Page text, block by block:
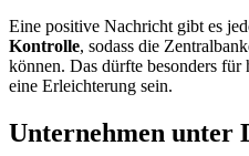
Eine positive Nachricht gibt es
Kontrolle, sodass die
können. Das dürfte besonders
eine Erleichterung sein.
Unternehmen unter